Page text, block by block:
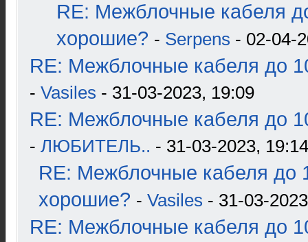
RE: Межблочные кабеля
хорошие? - Serpens - 02-04-
RE: Межблочные кабеля до
- Vasiles - 31-03-2023, 19:09
RE: Межблочные кабеля до
- ЛЮБИТЕЛЬ.. - 31-03-2023, 19:14
RE: Межблочные кабеля до
хорошие? - Vasiles - 31-03-
RE: Межблочные кабеля до